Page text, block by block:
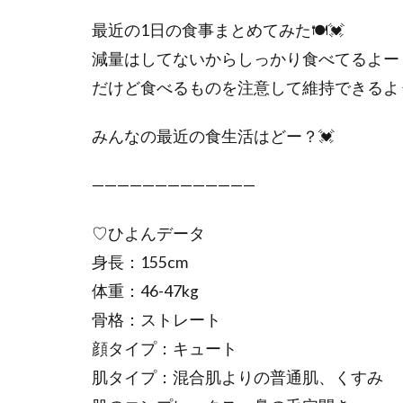
最近の1日の食事まとめてみた🍽️💓
減量はしてないからしっかり食べてるよー
だけど食べるものを注意して維持できる
みんなの最近の食生活はどー？💓
—————————————
♡ひよんデータ
身長：155cm
体重：46-47kg
骨格：ストレート
顔タイプ：キュート
肌タイプ：混合肌よりの普通肌、くすみ